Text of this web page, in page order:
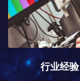
行业经验